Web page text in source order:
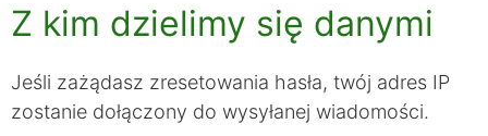
Z kim dzielimy się danymi
Jeśli zażądasz zresetowania hasła, twój adres IP
zostanie dołączony do wysyłanej wiadomości.